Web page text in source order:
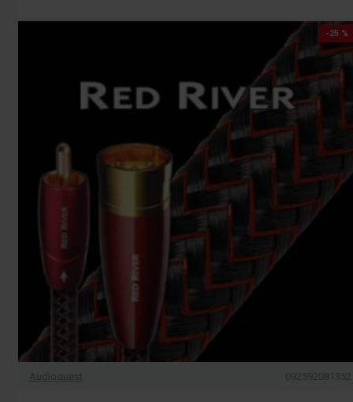
-25 %
Audioquest 092592081352